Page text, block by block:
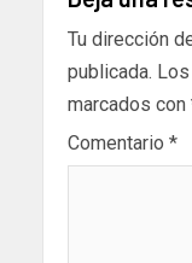
Tu dirección
publicada.
marcados con
Comentario *